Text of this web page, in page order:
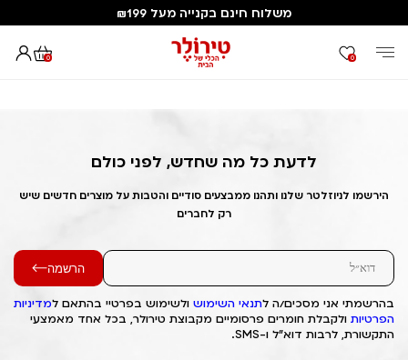
משלוח חינם בקנייה מעל ₪199
0 0
דף הבית Out of Stock Alert 2025/06/08 1749383448
לדעת כל מה שחדש, לפני כולם
הירשמו לניוזלטר שלנו ותהנו ממבצעים סודיים והטבות על מוצרים חדשים שיש
רק לחברים
הרשמה
בהרשמתי אני מסכים/ה לתנאי השימוש ולשימוש בפרטיי בהתאם למדיניות
הפרטיות ולקבלת חומרים פרסומיים מקבוצת טירולר, בכל אחד מאמצעי
התקשורת, לרבות דוא"ל ו-SMS.